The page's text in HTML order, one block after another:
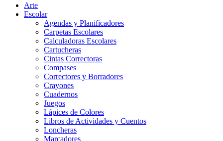
Arte
Escolar
Agendas y Planificadores
Carpetas Escolares
Calculadoras Escolares
Cartucheras
Cintas Correctoras
Compases
Correctores y Borradores
Crayones
Cuadernos
Juegos
Lápices de Colores
Libros de Actividades y Cuentos
Loncheras
Marcadores